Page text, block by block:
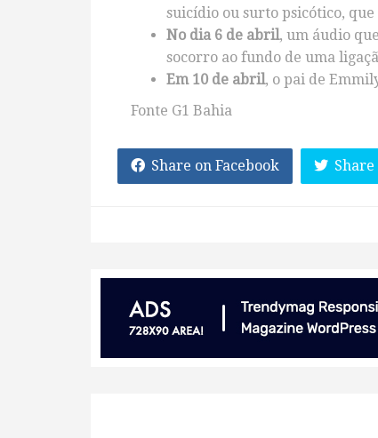
suicídio ou surto psicótico, que
No dia 6 de abril, um áudio
socorro ao fundo de uma
Em 10 de abril, o pai de
Fonte G1 Bahia
Share on Facebook